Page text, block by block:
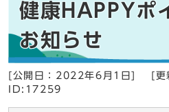
健康HAPPYポ
お知らせ
[公開日： 2022年6月1日 [更
ID:17259